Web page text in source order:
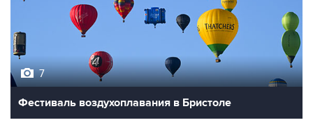
7
Фестиваль воздухоплавания в Бристоле